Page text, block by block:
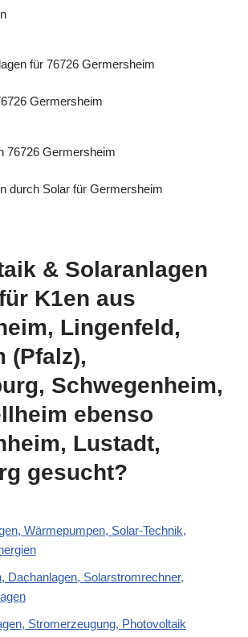
& Solaranlagen
K1en aus
Lingenfeld,
(Pfalz),
Schwegenheim,
ebenso
Lustadt,
gesucht?
Wärmepumpen, Solar-Technik,
Dachanlagen, Solarstromrechner,
Stromerzeugung, Photovoltaik